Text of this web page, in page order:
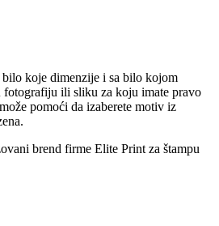
bilo koje dimenzije i sa bilo kojom
fotografiju ili sliku za koju imate pravo
pomoći da izaberete motiv iz
brend firme Elite Print za štampu